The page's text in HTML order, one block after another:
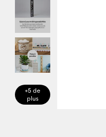
+5 de
plus